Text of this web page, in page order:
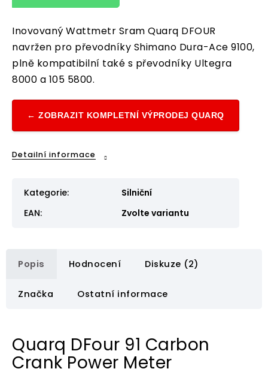
Inovovaný Wattmetr Sram Quarq DFOUR
navržen pro převodníky Shimano Dura-Ace 9100,
plně kompatibilní také s převodníky Ultegra
8000 a 105 5800.
← ZOBRAZIT KOMPLETNÍ VÝPRODEJ QUARQ
Detailní informace
Kategorie:
Silniční
EAN: Zvolte variantu
Popis Hodnocení Diskuze (2)
Značka Ostatní informace
Quarq DFour 91 Carbon
Crank Power Meter